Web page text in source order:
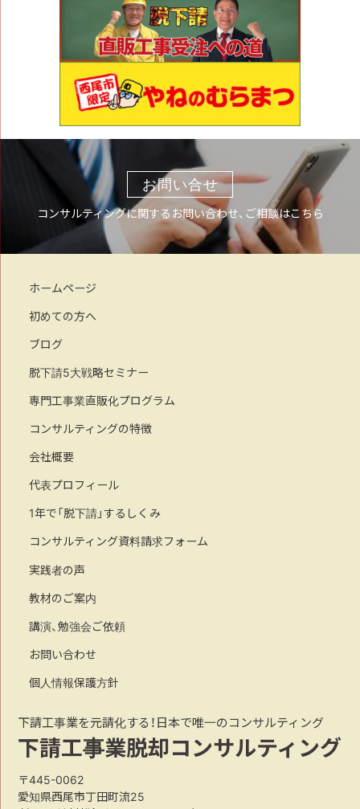
お問い合せ
コンサルティングに関するお問い合わせ、ご相談はこちら
ホームページ
初めての方へ
ブログ
脱下請5大戦略セミナー
専門工事業直販化プログラム
コンサルティングの特徴
会社概要
代表プロフィール
1年で「脱下請」するしくみ
コンサルティング資料請求フォーム
実践者の声
教材のご案内
講演、勉強会ご依頼
お問い合わせ
個人情報保護方針
下請工事業を元請化する！日本で唯一のコンサルティング
下請工事業脱却コンサルティング
〒445-0062
愛知県西尾市丁田町流25